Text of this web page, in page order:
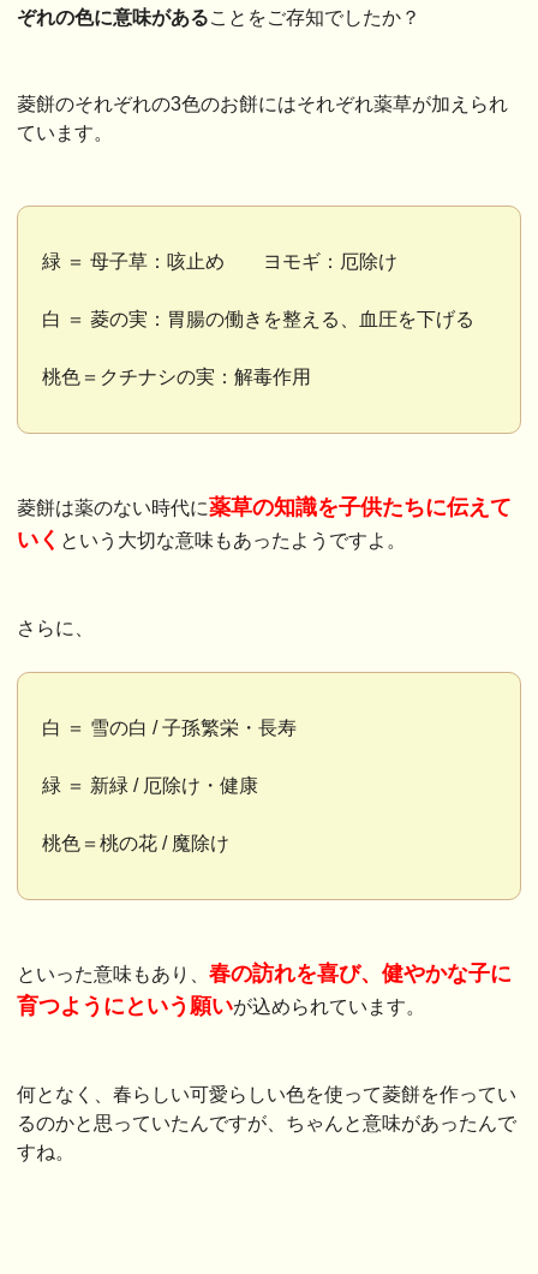
ぞれの色に意味があることをご存知でしたか？
菱餅のそれぞれの3色のお餅にはそれぞれ薬草が加えられ
ています。
緑 ＝ 母子草：咳止め ヨモギ：厄除け
白 ＝ 菱の実：胃腸の働きを整える、血圧を下げる
桃色＝クチナシの実：解毒作用
菱餅は薬のない時代に薬草の知識を子供たちに伝えて
いく という大切な意味もあったようですよ。
さらに、
白 ＝ 雪の白 / 子孫繁栄・長寿
緑 ＝ 新緑 / 厄除け・健康
桃色＝桃の花 / 魔除け
といった意味もあり、春の訪れを喜び、健やかな子に
育つようにという願いが込められています。
何となく、春らしい可愛らしい色を使って菱餅を作ってい
るのかと思っていたんですが、ちゃんと意味があったんで
すね。